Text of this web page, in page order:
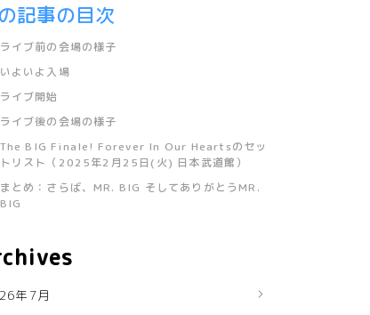
記事の目次
ライブ前の会場の様子
いよいよ入場
ライブ開始
ライブ後の会場の様子
The BIG Finale! Forever In Our Heartsのセッ
トリスト（2025年2月25日(火) 日本武道館）
まとめ：さらば、MR. BIG そしてありがとうMR.
BIG
年7月